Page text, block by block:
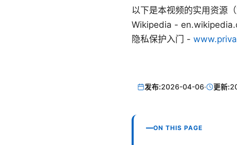
以下是本视频的实用资源
Wikipedia -
隐私保护入门 -
发布:2026-04-06· 更新:
ON THIS PAGE